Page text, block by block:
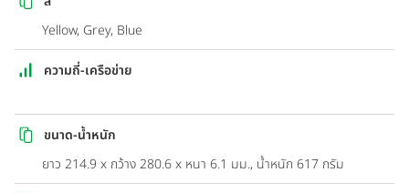
Yellow, Grey, Blue
ความถี่-เครือข่าย
ขนาด-น้ำหนัก
ยาว 214.9 x กว้าง 280.6 x หนา 6.1 มม., น้ำหนัก 617 กรัม